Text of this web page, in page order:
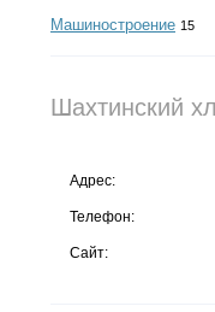
Машиностроение 15
Шахтинский
Адрес:
Телефон:
Сайт: